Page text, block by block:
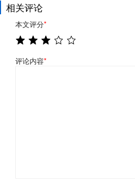
相关评论
本文评分*
评论内容*